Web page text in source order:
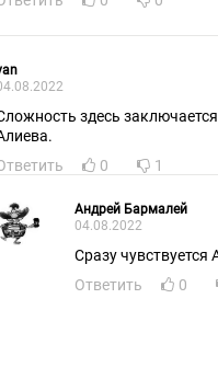
здесь
0 1
Андрей Бармалей
04.08.2022
Сразу чувствуется
Ответить
0